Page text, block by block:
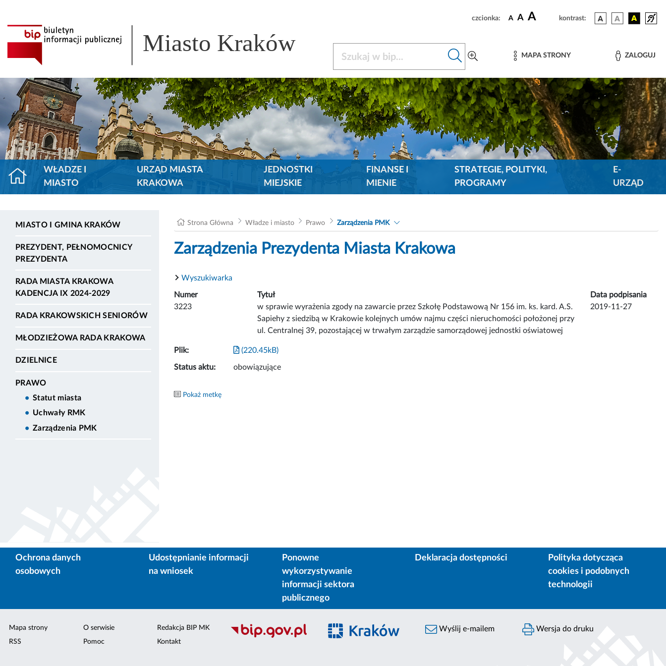
czcionka: A A A kontrast:
Miasto Kraków MAPA STRONY ZALOGUJ
WŁADZE I
MIASTO
URZĄD MIASTA
KRAKOWA
JEDNOSTKI
MIEJSKIE
FINANSE I
MIENIE
STRATEGIE, POLITYKI,
PROGRAMY
E-
URZĄD
MIASTO I GMINA KRAKÓW
PREZYDENT, PEŁNOMOCNICY
PREZYDENTA
RADA MIASTA KRAKOWA
KADENCJA IX 2024-2029
RADA KRAKOWSKICH SENIORÓW
MŁODZIEŻOWA RADA KRAKOWA
DZIELNICE
PRAWO
Statut miasta
Uchwały RMK
Zarządzenia PMK
Strona Główna Władze i miasto Prawo Zarządzenia PMK
Zarządzenia Prezydenta Miasta Krakowa
Wyszukiwarka
Numer Tytuł
Data podpisania
3223
w sprawie wyrażenia zgody na zawarcie przez Szkołę Podstawową Nr 156 im. ks. kard. A.S.
Sapiehy z siedzibą w Krakowie kolejnych umów najmu części nieruchomości położonej przy
ul. Centralnej 39, pozostającej w trwałym zarządzie samorządowej jednostki oświatowej
2019-11-27
Plik: (220.45kB)
Status aktu: obowiązujące
Pokaż metkę
Ochrona danych
osobowych
Udostępnianie informacji
na wniosek
Ponowne
wykorzystywanie
informacji sektora
publicznego
Deklaracja dostępności
Polityka dotycząca
cookies i podobnych
technologii
Mapa strony
RSS
O serwisie
Pomoc
Redakcja BIP MK
Kontakt
Wyślij e-mailem Wersja do druku